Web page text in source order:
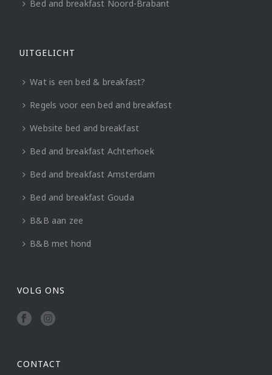
Bed and breakfast Noord-Brabant
UITGELICHT
Wat is een bed & breakfast?
Regels voor een bed and breakfast
Website bed and breakfast
Bed and breakfast Achterhoek
Bed and breakfast Amsterdam
Bed and breakfast Gouda
B&B aan zee
B&B met hond
VOLG ONS
CONTACT